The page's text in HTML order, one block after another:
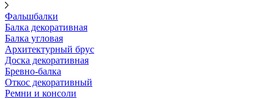
Фальшбалки
Балка декоративная
Балка угловая
Архитектурный брус
Доска декоративная
Бревно-балка
Откос декоративный
Ремни и консоли